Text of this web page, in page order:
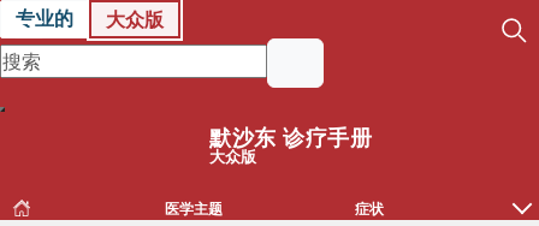
专业的 大众版
默沙东 诊疗手册
大众版
医学主题 症状